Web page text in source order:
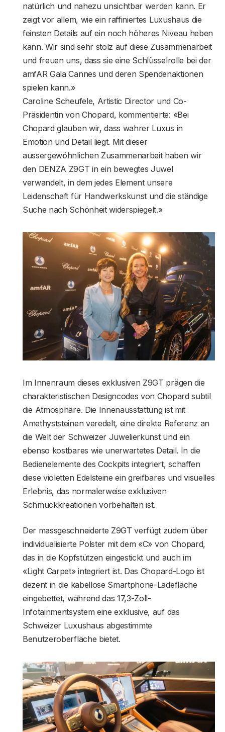
natürlich und nahezu unsichtbar werden kann. Er
zeigt vor allem, wie ein raffiniertes Luxushaus die
feinsten Details auf ein noch höheres Niveau heben
kann. Wir sind sehr stolz auf diese Zusammenarbeit
und freuen uns, dass sie eine Schlüsselrolle bei der
amfAR Gala Cannes und deren Spendenaktionen
spielen kann.»
Caroline Scheufele, Artistic Director und Co-
Präsidentin von Chopard, kommentierte: «Bei
Chopard glauben wir, dass wahrer Luxus in
Emotion und Detail liegt. Mit dieser
aussergewöhnlichen Zusammenarbeit haben wir
den DENZA Z9GT in ein bewegtes Juwel
verwandelt, in dem jedes Element unsere
Leidenschaft für Handwerkskunst und die ständige
Suche nach Schönheit widerspiegelt.»
Im Innenraum dieses exklusiven Z9GT prägen die
charakteristischen Designcodes von Chopard subtil
die Atmosphäre. Die Innenausstattung ist mit
Amethyststeinen veredelt, eine direkte Referenz an
die Welt der Schweizer Juwelierkunst und ein
ebenso kostbares wie unerwartetes Detail. In die
Bedienelemente des Cockpits integriert, schaffen
diese violetten Edelsteine ein greifbares und visuelles
Erlebnis, das normalerweise exklusiven
Schmuckkreationen vorbehalten ist.
Der massgeschneiderte Z9GT verfügt zudem über
individualisierte Polster mit dem «C» von Chopard,
das in die Kopfstützen eingestickt und auch im
«Light Carpet» integriert ist. Das Chopard-Logo ist
dezent in die kabellose Smartphone-Ladefläche
eingebettet, während das 17,3-Zoll-
Infotainmentsystem eine exklusive, auf das
Schweizer Luxushaus abgestimmte
Benutzeroberfläche bietet.